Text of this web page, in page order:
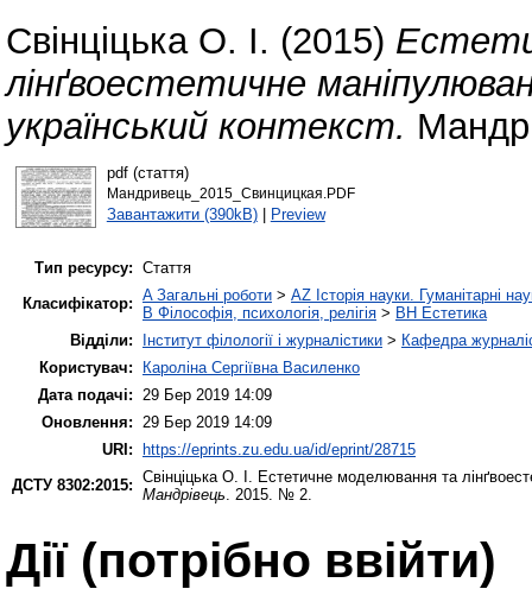
Свінціцька О. І. (2015)
лінґвоестетичне
український контекст.
pdf (стаття)
Мандривець_2015_Свинцицкая.PDF
Завантажити (390kB)| Preview
Тип ресурсу: Стаття
Класифікатор: A Загальні роботи > AZ Історія науки. Гуманітарні
B Філософія, психологія, релігія > BH Естетика
Відділи:
Інститут філології і журналістики > Кафедра
Користувач:
Кароліна Сергіївна Василенко
Дата подачі: 29 Бер 2019 14:09
Оновлення: 29 Бер 2019 14:09
URI:
https://eprints.zu.edu.ua/id/eprint/28715
ДСТУ 8302:2015: Свінціцька О. І. Естетичне моделювання та
Мандрівець. 2015. № 2.
Дії ​​(потрібно ввійти)